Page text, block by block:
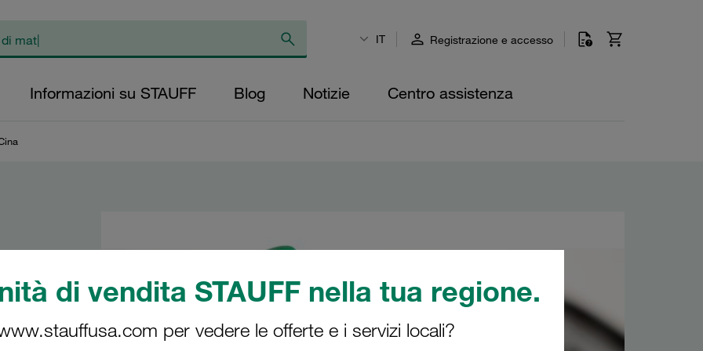
di vendita STAUFF nella tua regione.
per vedere le offerte e i servizi locali?
IT Registrazione e accesso
Informazioni su STAUFF Blog Notizie Centro assistenza
in